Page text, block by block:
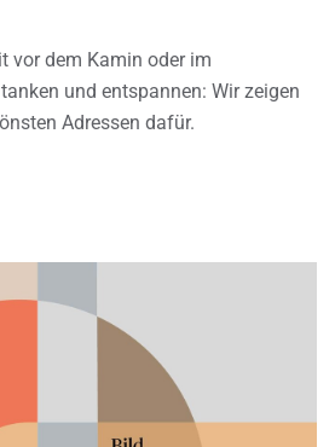
vor dem Kamin oder im
und entspannen: Wir zeigen
Adressen dafür.